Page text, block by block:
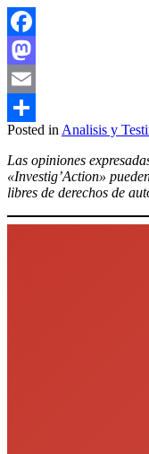
Facebook
Mastodon
Email
Compartir
Posted in Analisis y
Las opiniones
«Investig’Action»
libres de derechos de